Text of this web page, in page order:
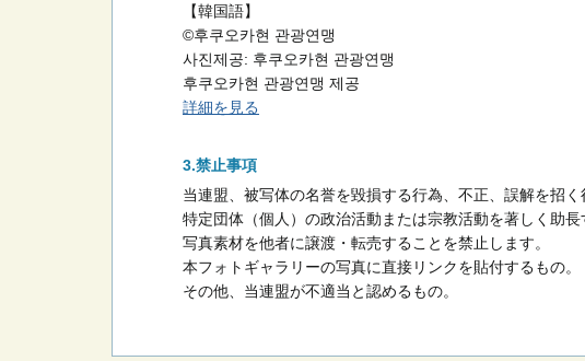
【韓国語】
©후쿠오카현 관광연맹
사진제공: 후쿠오카현 관광연맹
후쿠오카현 관광연맹 제공
詳細を見る
禁止事項
当連盟、被写体の名誉を毀損する行為、不正、誤解を招
特定団体（個人）の政治活動または宗教活動を著しく助
写真素材を他者に譲渡・転売することを禁止します。
本フォトギャラリーの写真に直接リンクを貼付するもの。
その他、当連盟が不適当と認めるもの。